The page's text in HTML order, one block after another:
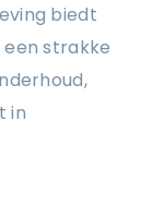
biedt
strakke
in